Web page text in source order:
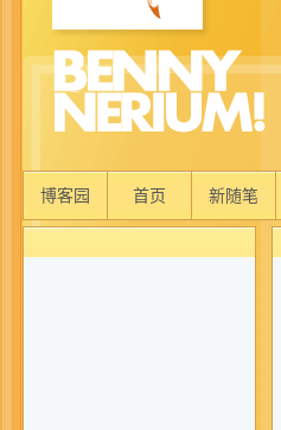
博客园 首页 新随笔